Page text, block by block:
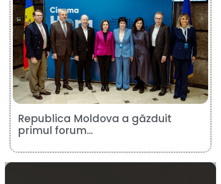
Republica Moldova a găzduit
primul forum...